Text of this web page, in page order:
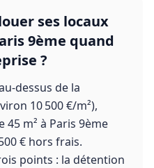
ses locaux
9ème quand
?
dessus de la
10 500 €/m²),
m² à Paris 9ème
€ hors frais.
points : la détention